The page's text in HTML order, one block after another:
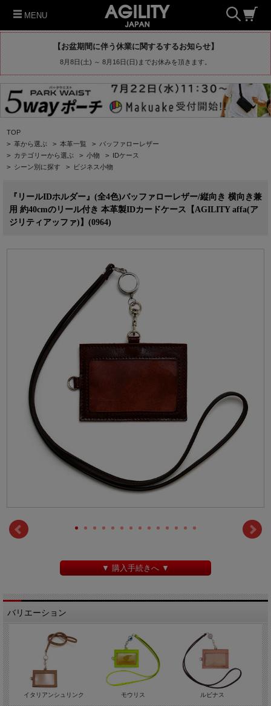
MENU
【お盆期間に伴う休業に関するするお知らせ】
8月8日(土) ～ 8月16日(日)までお休みを頂きます。
TOP
> 革から選ぶ > 本革一覧 > バッファローレザー
> カテゴリーから選ぶ > 小物 > IDケース
> シーン別に探す > ビジネス小物
『リールIDホルダー』(全4色)バッファローレザー/縦向き 横向き兼
用 約40cmのリール付き 本革製IDカードケース【AGILITY affa(ア
ジリティアッファ)】(0964)
▼ 購入手続きへ ▼
バリエーション
イタリアンシュリンク モウリス ルビナス